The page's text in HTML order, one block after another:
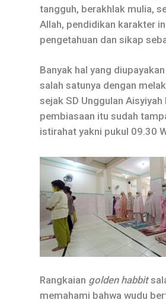
tangguh, berakhlak mulia,
Allah, pendidikan karakter
pengetahuan dan sikap
Banyak hal yang
salah satunya dengan
sejak SD Unggulan
pembiasaan itu sudah
istirahat yakni pukul 09.30
Rangkaian golden habbit
memahami bahwa wudu